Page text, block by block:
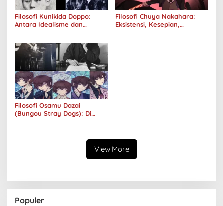
Filosofi Kunikida Doppo:
Antara Idealisme dan
Filosofi Chuya Nakahara:
Eksistensi, Kesepian,
Filosofi Osamu Dazai
(Bungou Stray Dogs): Di
View More
Populer